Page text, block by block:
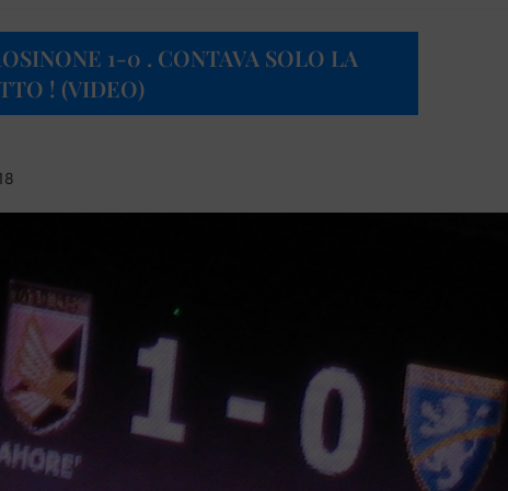
1-0 . CONTAVA SOLO LA
! (VIDEO)